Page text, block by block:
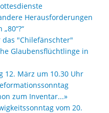
Herausforderungen
"Chilefänschter"
Glaubensflüchtlinge in
12. März um 10.30 Uhr
zum Inventar...»
vom 20.